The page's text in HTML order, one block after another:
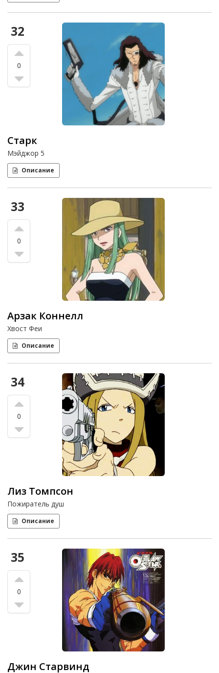
32
0
Старк
Мэйджор 5
Описание
33
0
Арзак Коннелл
Хвост Феи
Описание
34
0
Лиз Томпсон
Пожиратель душ
Описание
35
0
Джин Старвинд